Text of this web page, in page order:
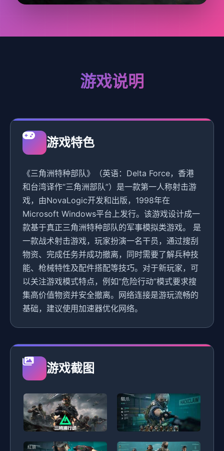
游戏说明
游戏特色
《三角洲特种部队》（英语：Delta Force，香港
和台湾译作“三角洲部队”）是一款第一人称射击游
戏，由NovaLogic开发和出版，1998年在
Microsoft Windows平台上发行。该游戏设计成一
款基于真正三角洲特种部队的军事模拟类游戏。 是
一款战术射击游戏，玩家扮演一名干员，通过搜刮
物资、完成任务并成功撤离，同时需要了解兵种技
能、枪械特性及配件搭配等技巧。对于新玩家，可
以关注游戏模式特点，例如“危险行动”模式要求搜
集高价值物资并安全撤离。网络连接是游玩流畅的
基础，建议使用加速器优化网络。
游戏截图